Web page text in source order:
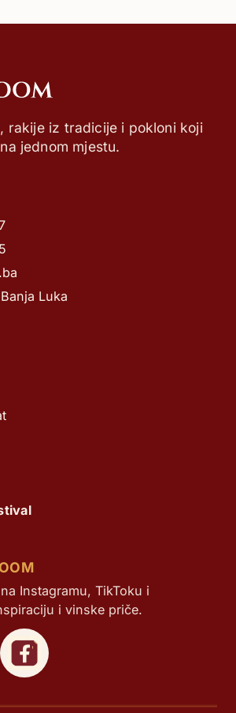
rakije iz tradicije i pokloni koji
jednom mjestu.
Luka
Instagramu, TikToku i
i vinske priče.